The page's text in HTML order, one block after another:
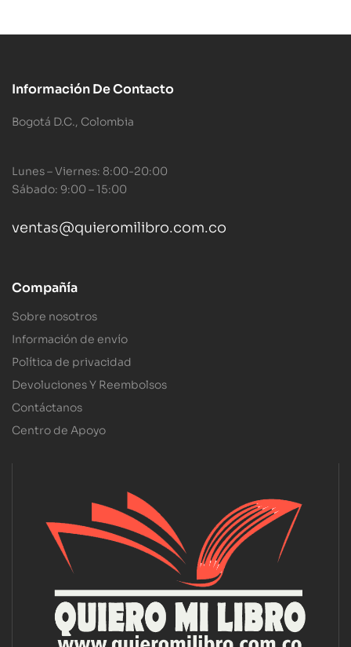
Información De Contacto
Bogotá D.C., Colombia
Lunes – Viernes: 8:00-20:00
Sábado: 9:00 – 15:00
ventas@quieromilibro.com.co
Compañía
Sobre nosotros
Información de envío
Política de privacidad
Devoluciones Y Reembolsos
Contáctanos
Centro de Apoyo